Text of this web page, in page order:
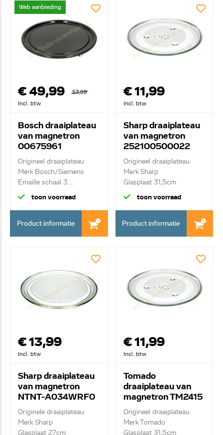
Web aanbieding
€ 49,99
53,99
Incl. btw
Bosch draaiplateau
van magnetron
00675961
Origineel draaiplateau
Merk Bosch/Siemens
Emaille schaal 3...
toon voorraad
Product informatie
€ 11,99
Incl. btw
Sharp draaiplateau
van magnetron
252100500022
Origineel draaiplateau
Merk Sharp
Glasplaat 31,5cm
toon voorraad
Product informatie
€ 13,99
Incl. btw
Sharp draaiplateau
van magnetron
NTNT-A034WRF0
Originele draaiplateau
Merk Sharp
Glasplaat 27cm
€ 11,99
Incl. btw
Tomado
draaiplateau van
magnetron TM2415
TM3000
Origineel draaiplateau
Merk Tomado
Glasplaat 31,5cm